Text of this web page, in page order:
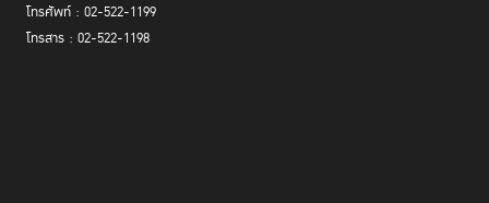
โทรศัพท์ : 02-522-1199
โทรสาร : 02-522-1198